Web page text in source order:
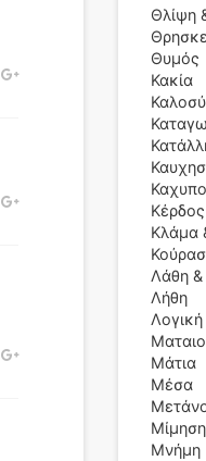
Θλίψη
Θυμός
Κακία
Κέρδος
Κλάμα
Λάθη
Λήθη
Λογική
Μάτια
Μέσα
Μίμηση
Μνήμη